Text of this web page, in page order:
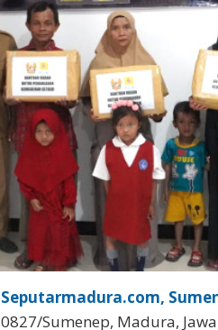
Seputarmadura.com,
0827/Sumenep, Madura,